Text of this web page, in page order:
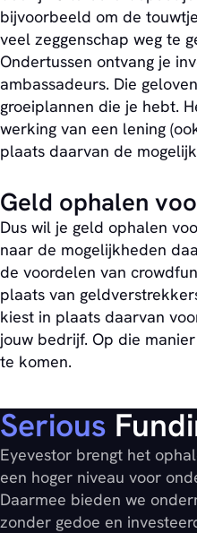
bijvoorbeeld om de
veel zeggenschap weg te
Ondertussen ontvang je
ambassadeurs. Die
groeiplannen die je hebt.
werking van een lening
plaats daarvan de
Geld ophalen
Dus wil je geld ophalen
naar de mogelijkheden
de voordelen van
plaats van
kiest in plaats daarvan
jouw bedrijf. Op die
te komen.
Serious
Eyevestor brengt het
een hoger niveau voor
Daarmee bieden we
zonder gedoe en